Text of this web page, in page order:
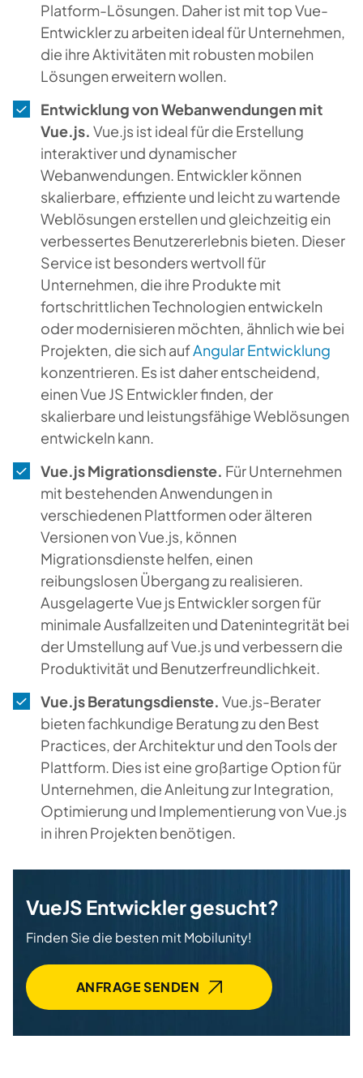
Platform-Lösungen. Daher ist mit top Vue-
Entwickler zu arbeiten ideal für Unternehmen,
die ihre Aktivitäten mit robusten mobilen
Lösungen erweitern wollen.
Entwicklung von Webanwendungen mit
Vue.js. Vue.js ist ideal für die Erstellung
interaktiver und dynamischer
Webanwendungen. Entwickler können
skalierbare, effiziente und leicht zu wartende
Weblösungen erstellen und gleichzeitig ein
verbessertes Benutzererlebnis bieten. Dieser
Service ist besonders wertvoll für
Unternehmen, die ihre Produkte mit
fortschrittlichen Technologien entwickeln
oder modernisieren möchten, ähnlich wie bei
Projekten, die sich aufAngular Entwicklung
konzentrieren. Es ist daher entscheidend,
einen Vue JS Entwickler finden, der
skalierbare und leistungsfähige Weblösungen
entwickeln kann.
Vue.js Migrationsdienste. Für Unternehmen
mit bestehenden Anwendungen in
verschiedenen Plattformen oder älteren
Versionen von Vue.js, können
Migrationsdienste helfen, einen
reibungslosen Übergang zu realisieren.
Ausgelagerte Vue js Entwickler sorgen für
minimale Ausfallzeiten und Datenintegrität bei
der Umstellung auf Vue.js und verbessern die
Produktivität und Benutzerfreundlichkeit.
Vue.js Beratungsdienste. Vue.js-Berater
bieten fachkundige Beratung zu den Best
Practices, der Architektur und den Tools der
Plattform. Dies ist eine großartige Option für
Unternehmen, die Anleitung zur Integration,
Optimierung und Implementierung von Vue.js
in ihren Projekten benötigen.
VueJS Entwickler gesucht?
Finden Sie die besten mit Mobilunity!
ANFRAGE SENDEN